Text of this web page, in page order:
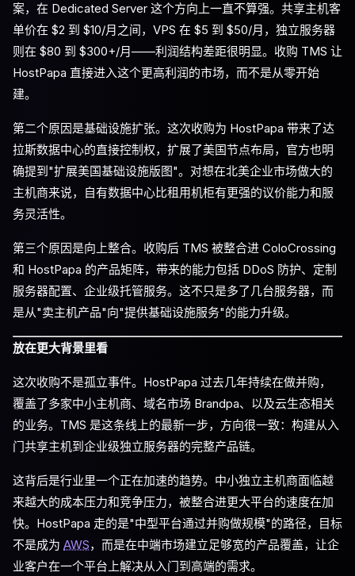
案，在 Dedicated Server 这个方向上一直不算强。共享主机客
单价在 $2 到 $10/月之间，VPS 在 $5 到 $50/月，独立服务器
则在 $80 到 $300+/月——利润结构差距很明显。收购 TMS 让
HostPapa 直接进入这个更高利润的市场，而不是从零开始
建。
第二个原因是基础设施扩张。这次收购为 HostPapa 带来了达
拉斯数据中心的直接控制权，扩展了美国节点布局，官方也明
确提到"扩展美国基础设施版图"。对想在北美企业市场做大的
主机商来说，自有数据中心比租用机柜有更强的议价能力和服
务灵活性。
第三个原因是向上整合。收购后 TMS 被整合进 ColoCrossing
和 HostPapa 的产品矩阵，带来的能力包括 DDoS 防护、定制
服务器配置、企业级托管服务。这不只是多了几台服务器，而
是从"卖主机产品"向"提供基础设施服务"的能力升级。
放在更大背景里看
这次收购不是孤立事件。HostPapa 过去几年持续在做并购，
覆盖了多家中小主机商、域名市场 Brandpa、以及云生态相关
的业务。TMS 是这条线上的最新一步，方向很一致：构建从入
门共享主机到企业级独立服务器的完整产品链。
这背后是行业里一个正在加速的趋势。中小独立主机商面临越
来越大的成本压力和竞争压力，被整合进更大平台的速度在加
快。HostPapa 走的是"中型平台通过并购做规模"的路径，目标
不是成为 AWS，而是在中端市场建立足够宽的产品覆盖，让企
业客户在一个平台上解决从入门到高端的需求。